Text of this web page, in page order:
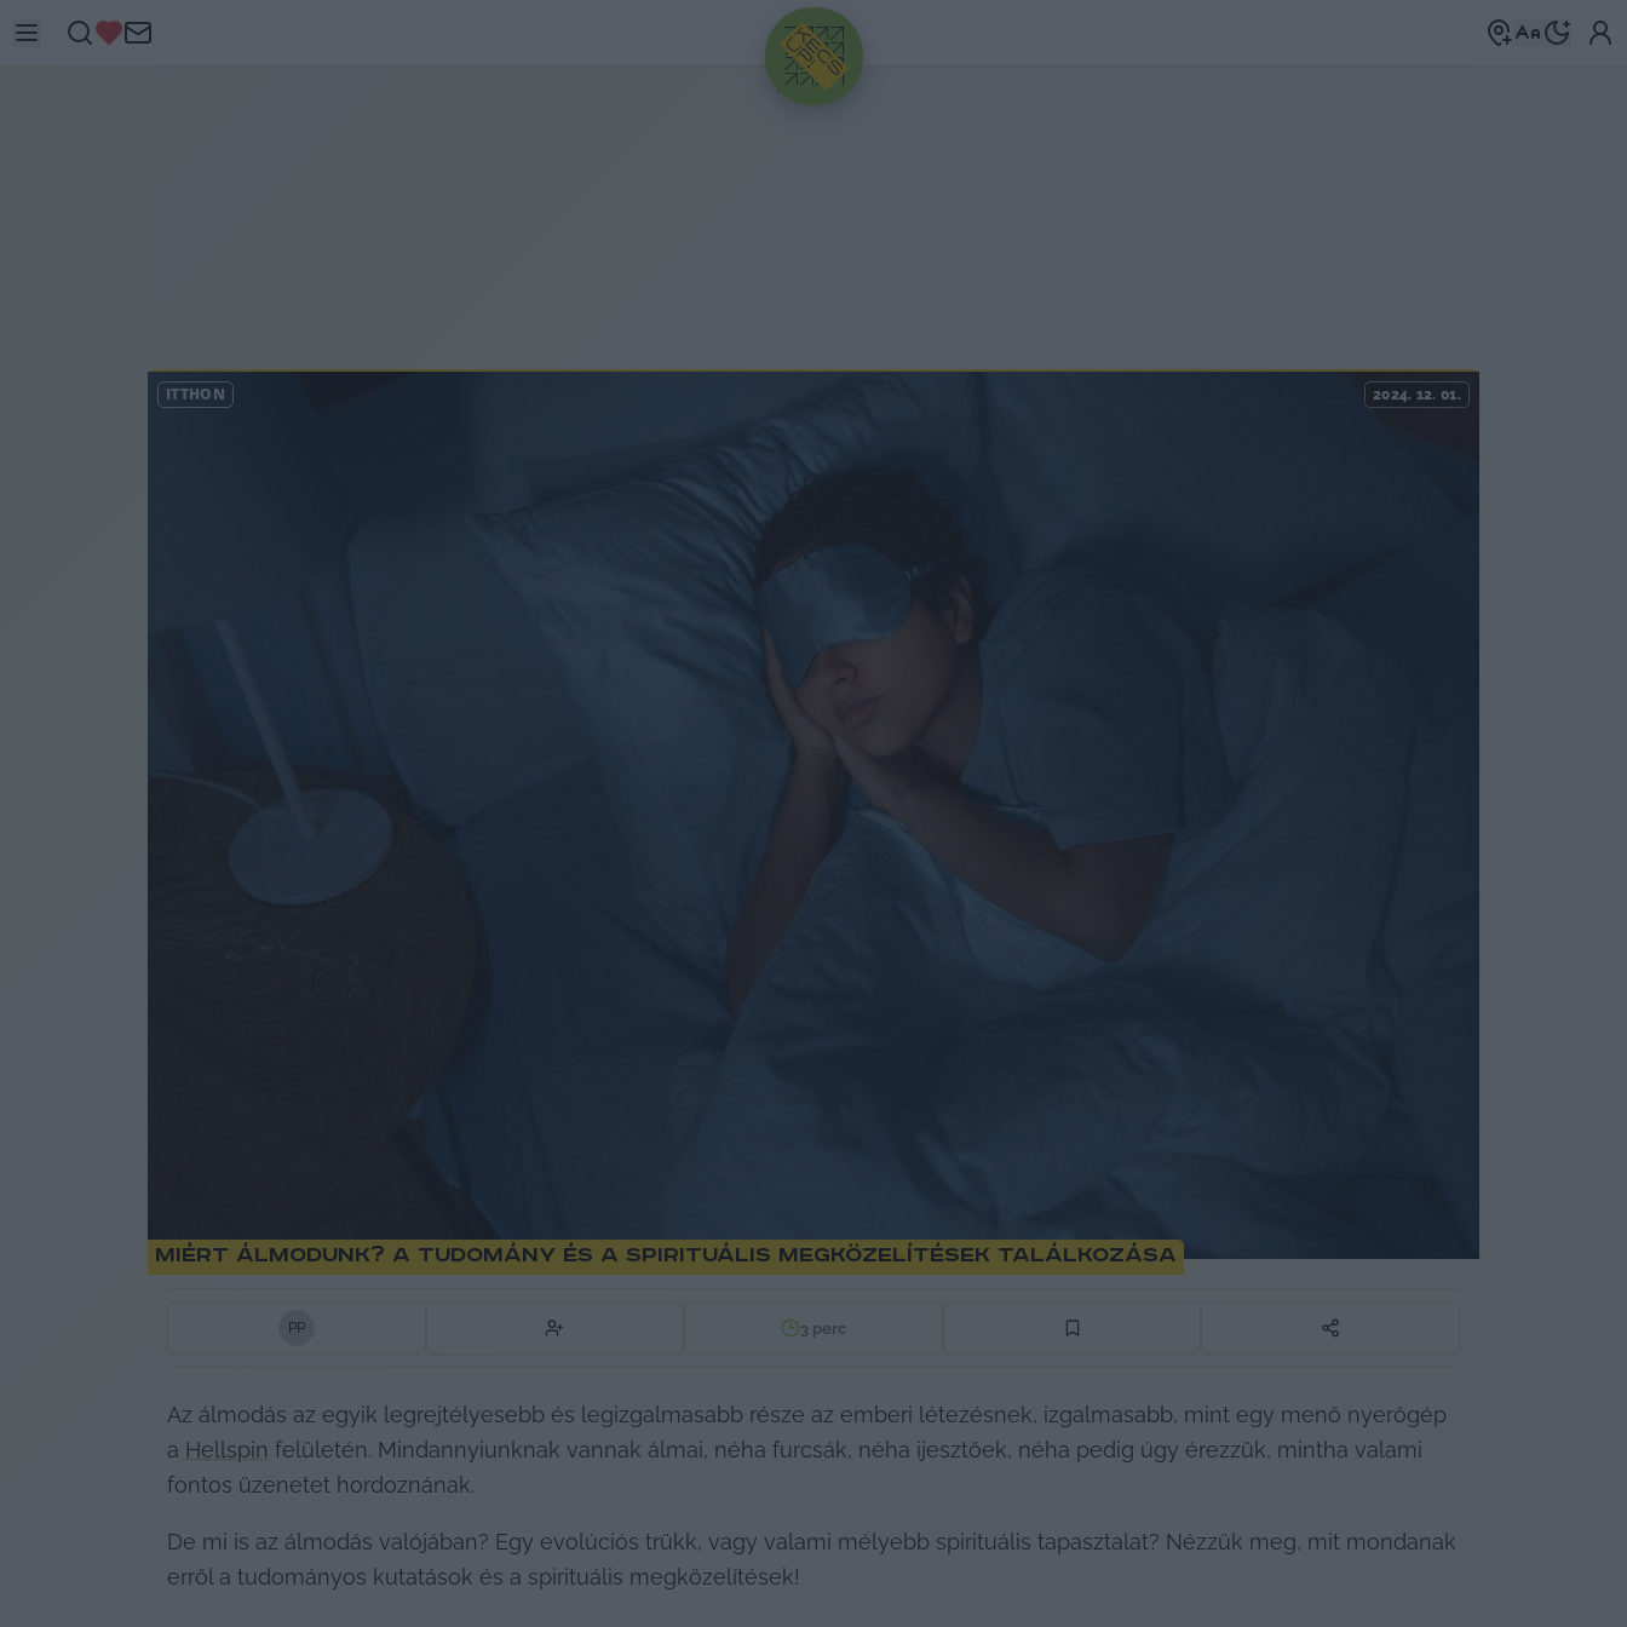
HIRDETÉS
ITTHON 2024. 12. 01.
Miért álmodunk? A tudomány és a spirituális megközelítések találkozása
PP 3 perc
Az álmodás az egyik legrejtélyesebb és legizgalmasabb része az emberi létezésnek, izgalmasabb, mint egy menő nyerőgép
a Hellspin felületén. Mindannyiunknak vannak álmai, néha furcsák, néha ijesztőek, néha pedig úgy érezzük, mintha valami
fontos üzenetet hordoznának.
De mi is az álmodás valójában? Egy evolúciós trükk, vagy valami mélyebb spirituális tapasztalat? Nézzük meg, mit mondanak
erről a tudományos kutatások és a spirituális megközelítések!